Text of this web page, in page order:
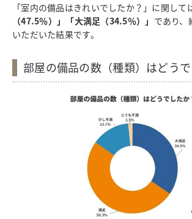
「室内の備品はきれいでしたか？」に関して
（47.5％）」「大満足（34.5％）」 であり、
いただいた結果です。
部屋の備品の数（種類）はどう